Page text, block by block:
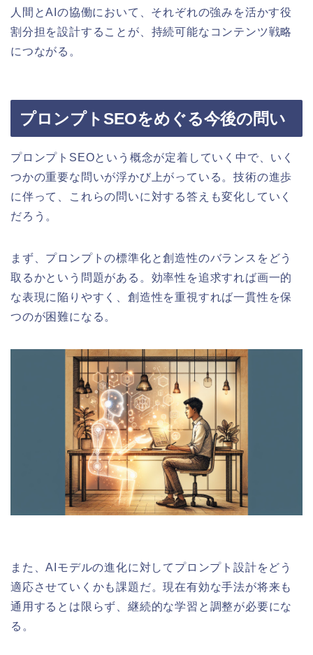
人間とAIの協働において、それぞれの強みを活かす役
割分担を設計することが、持続可能なコンテンツ戦略
につながる。
プロンプトSEOをめぐる今後の問い
プロンプトSEOという概念が定着していく中で、いく
つかの重要な問いが浮かび上がっている。技術の進歩
に伴って、これらの問いに対する答えも変化していく
だろう。
まず、プロンプトの標準化と創造性のバランスをどう
取るかという問題がある。効率性を追求すれば画一的
な表現に陥りやすく、創造性を重視すれば一貫性を保
つのが困難になる。
また、AIモデルの進化に対してプロンプト設計をどう
適応させていくかも課題だ。現在有効な手法が将来も
通用するとは限らず、継続的な学習と調整が必要にな
る。